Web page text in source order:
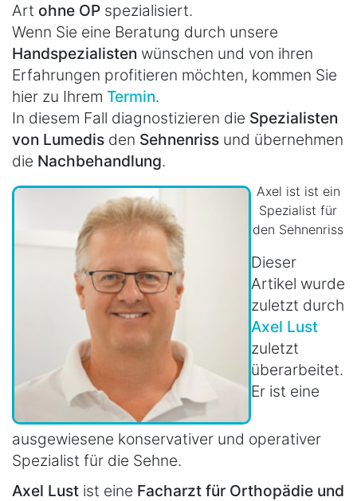
Art ohne OP spezialisiert.
Wenn Sie eine Beratung durch unsere
Handspezialisten wünschen und von ihren
Erfahrungen profitieren möchten, kommen Sie
hier zu Ihrem Termin.
In diesem Fall diagnostizieren die Spezialisten
von Lumedis den Sehnenriss und übernehmen
die Nachbehandlung.
Axel ist ist ein
Spezialist für
den Sehnenriss
Dieser
Artikel wurde
zuletzt durch
Axel Lust
zuletzt
überarbeitet.
Er ist eine
ausgewiesene konservativer und operativer
Spezialist für die Sehne.
Axel Lust ist eine Facharzt für Orthopädie und